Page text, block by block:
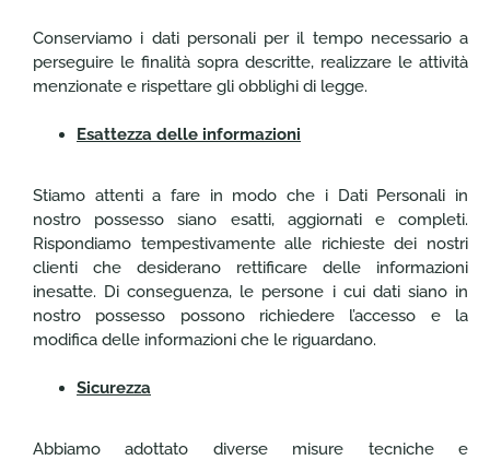
Conserviamo i dati personali per il tempo necessario a
perseguire le finalità sopra descritte, realizzare le attività
menzionate e rispettare gli obblighi di legge.
Esattezza delle informazioni
Stiamo attenti a fare in modo che i Dati Personali in
nostro possesso siano esatti, aggiornati e completi.
Rispondiamo tempestivamente alle richieste dei nostri
clienti che desiderano rettificare delle informazioni
inesatte. Di conseguenza, le persone i cui dati siano in
nostro possesso possono richiedere l’accesso e la
modifica delle informazioni che le riguardano.
Sicurezza
Abbiamo adottato diverse misure tecniche e